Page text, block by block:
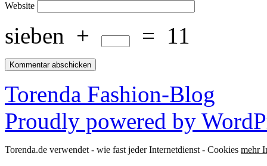
Website
sieben + = 11
Torenda Fashion-Blog
Proudly powered by
Torenda.de verwendet - wie fast jeder Internetdienst - Cookies mehr